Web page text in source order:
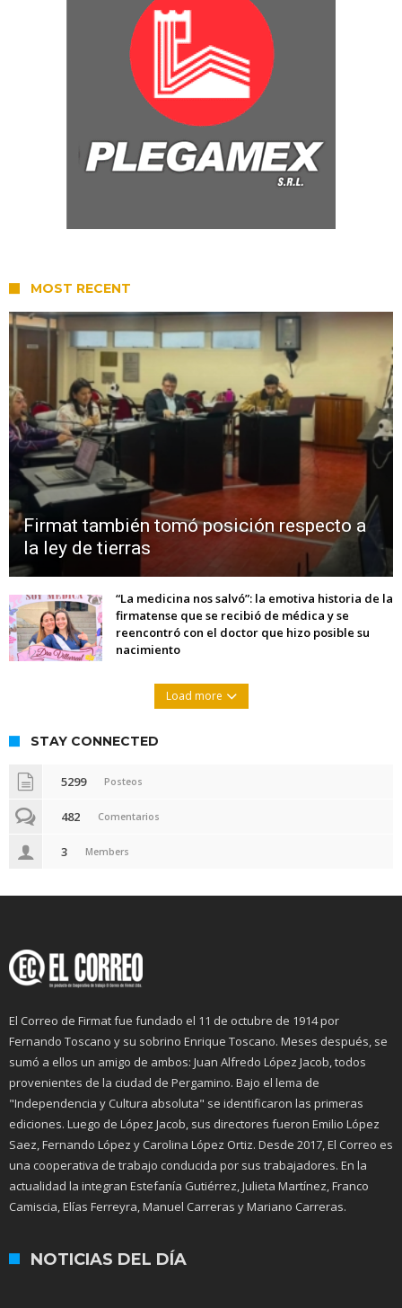
MOST RECENT
Firmat también tomó posición respecto a
la ley de tierras
“La medicina nos salvó”: la emotiva historia de la
firmatense que se recibió de médica y se
reencontró con el doctor que hizo posible su
nacimiento
Load more
STAY CONNECTED
5299 Posteos
482 Comentarios
3 Members
El Correo de Firmat fue fundado el 11 de octubre de 1914 por
Fernando Toscano y su sobrino Enrique Toscano. Meses después, se
sumó a ellos un amigo de ambos: Juan Alfredo López Jacob, todos
provenientes de la ciudad de Pergamino. Bajo el lema de
"Independencia y Cultura absoluta" se identificaron las primeras
ediciones. Luego de López Jacob, sus directores fueron Emilio López
Saez, Fernando López y Carolina López Ortiz. Desde 2017, El Correo es
una cooperativa de trabajo conducida por sus trabajadores. En la
actualidad la integran Estefanía Gutiérrez, Julieta Martínez, Franco
Camiscia, Elías Ferreyra, Manuel Carreras y Mariano Carreras.
NOTICIAS DEL DÍA